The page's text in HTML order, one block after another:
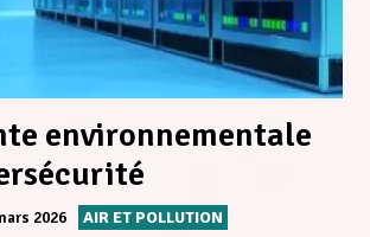
environnementale
2026 AIR ET POLLUTION